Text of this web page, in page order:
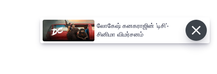
லோகேஷ் கனகராஜின் 'டிசி'-
சினிமா விமர்சனம்